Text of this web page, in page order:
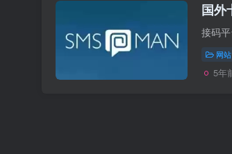
国外
接码
网站
5年